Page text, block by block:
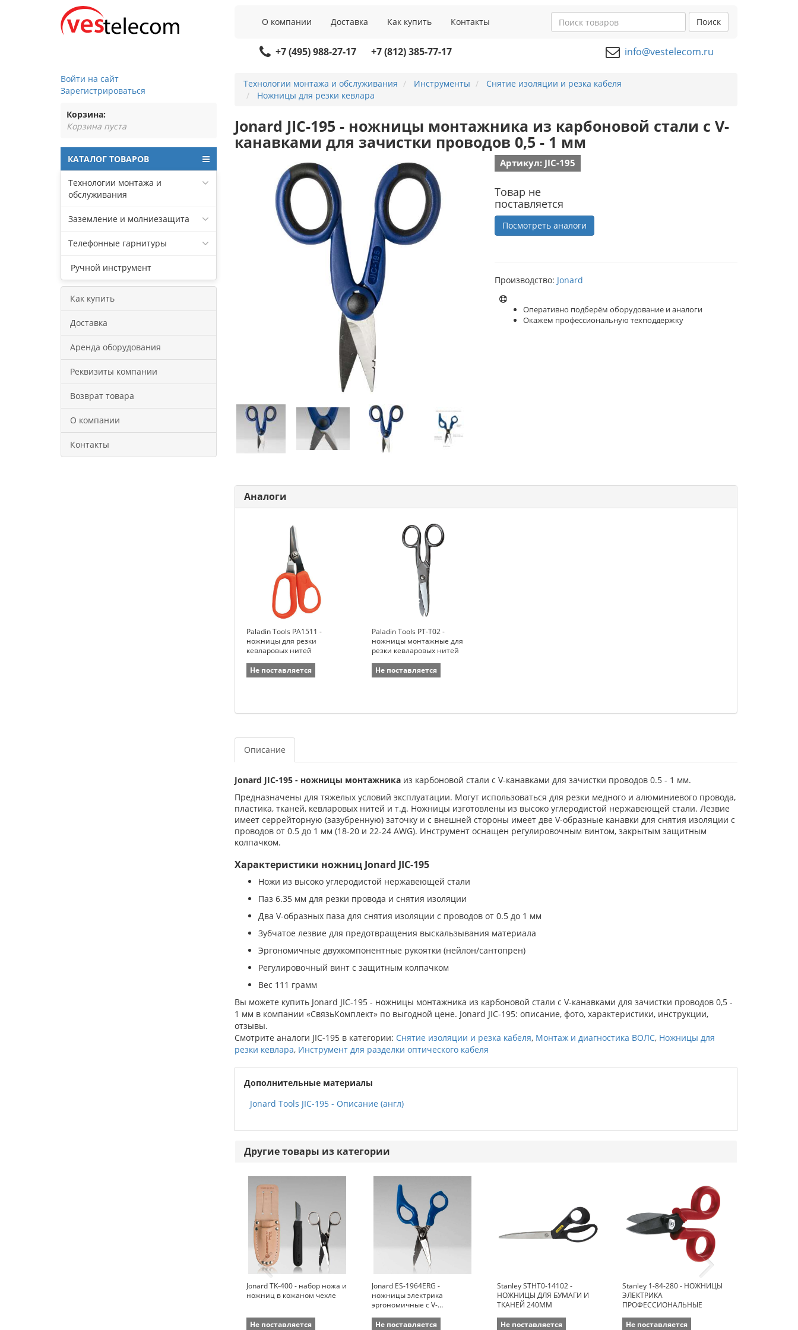
О компании Доставка Как купить Контакты Поиск
+7 (495) 988-27-17 +7 (812) 385-77-17 info@vestelecom.ru
Войти на сайт
Зарегистрироваться
Корзина:
Корзина пуста
КАТАЛОГ ТОВАРОВ
Технологии монтажа и
обслуживания
Заземление и молниезащита
Телефонные гарнитуры
Ручной инструмент
Как купить
Доставка
Аренда оборудования
Реквизиты компании
Возврат товара
О компании
Контакты
Технологии монтажа и обслуживания Инструменты
Снятие изоляции и резка кабеля
Ножницы для резки кевлара
Jonard JIC-195 - ножницы монтажника из карбоновой стали с V-
канавками для зачистки проводов 0,5 - 1 мм
Артикул: JIC-195
Товар не
поставляется
Посмотреть аналоги
Производство: Jonard
Оперативно подберём оборудование и аналоги
Окажем профессиональную техподдержку
Аналоги
Paladin Tools PA1511 -
ножницы для резки
кевларовых нитей
Не поставляется
Paladin Tools PT-T02 -
ножницы монтажные для
резки кевларовых нитей
Не поставляется
Описание
Jonard JIC-195 - ножницы монтажника из карбоновой стали с V-канавками для зачистки проводов 0.5 - 1 мм.
Предназначены для тяжелых условий эксплуатации. Могут использоваться для резки медного и алюминиевого провода,
пластика, тканей, кевларовых нитей и т.д. Ножницы изготовлены из высоко углеродистой нержавеющей стали. Лезвие
имеет серрейторную (зазубренную) заточку и с внешней стороны имеет две V-образные канавки для снятия изоляции с
проводов от 0.5 до 1 мм (18-20 и 22-24 AWG). Инструмент оснащен регулировочным винтом, закрытым защитным
колпачком.
Характеристики ножниц Jonard JIC-195
Ножи из высоко углеродистой нержавеющей стали
Паз 6.35 мм для резки провода и снятия изоляции
Два V-образных паза для снятия изоляции с проводов от 0.5 до 1 мм
Зубчатое лезвие для предотвращения выскальзывания материала
Эргономичные двухкомпонентные рукоятки (нейлон/сантопрен)
Регулировочный винт с защитным колпачком
Вес 111 грамм
Вы можете купить Jonard JIC-195 - ножницы монтажника из карбоновой стали с V-канавками для зачистки проводов 0,5 -
1 мм в компании «СвязьКомплект» по выгодной цене. Jonard JIC-195: описание, фото, характеристики, инструкции,
отзывы.
Смотрите аналоги JIC-195 в категории: Снятие изоляции и резка кабеля, Монтаж и диагностика ВОЛС, Ножницы для
резки кевлара, Инструмент для разделки оптического кабеля
Дополнительные материалы
Jonard Tools JIC-195 - Описание (англ)
Другие товары из категории
Jonard TK-400 - набор ножа и
ножниц в кожаном чехле
Не поставляется
Jonard ES-1964ERG -
ножницы электрика
эргономичные с V-
проводов 0,5 - 1 мм
Не поставляется
Stanley STHT0-14102 -
НОЖНИЦЫ ДЛЯ БУМАГИ И
ТКАНЕЙ 240ММ
Не поставляется
Stanley 1-84-280 - НОЖНИЦЫ
ЭЛЕКТРИКА
ПРОФЕССИОНАЛЬНЫЕ
Не поставляется